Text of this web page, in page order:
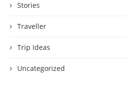
Stories
Traveller
Trip Ideas
Uncategorized